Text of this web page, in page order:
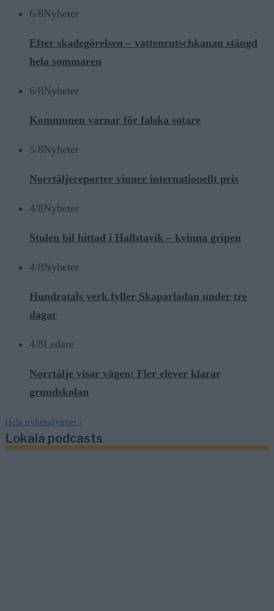
6/8Nyheter
Efter skadegörelsen – vattenrutschkanan stängd
hela sommaren
6/8Nyheter
Kommunen varnar för falska sotare
5/8Nyheter
Norrtäljereporter vinner internationellt pris
4/8Nyheter
Stulen bil hittad i Hallstavik – kvinna gripen
4/8Nyheter
Hundratals verk fyller Skaparladan under tre
dagar
4/8Ledare
Norrtälje visar vägen: Fler elever klarar
grundskolan
Hela nyhetsdygnet ›
Lokala podcasts